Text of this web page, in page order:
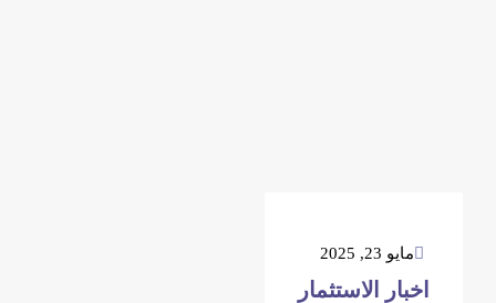
مايو 23, 2025
اخبار الاستثمار